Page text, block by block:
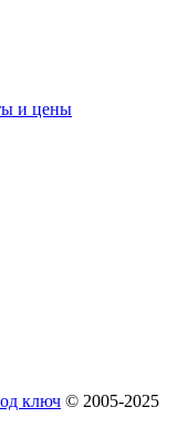
и цены
ключ © 2005-2025